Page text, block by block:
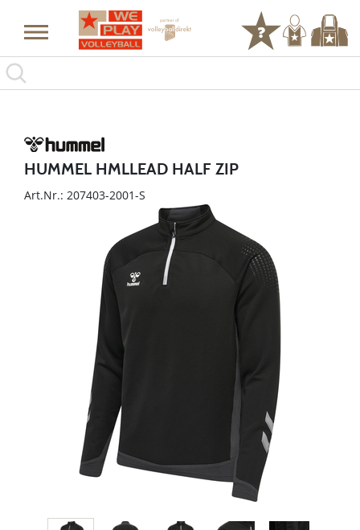
HUMMEL HMLLEAD HALF ZIP
Art.Nr.: 207403-2001-S